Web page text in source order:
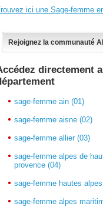
ici une Sage-femme
Rejoignez la communauté
directement
sage-femme ain (01)
sage-femme aisne (02)
sage-femme allier (03)
sage-femme alpes de
provence (04)
sage-femme hautes
sage-femme alpes